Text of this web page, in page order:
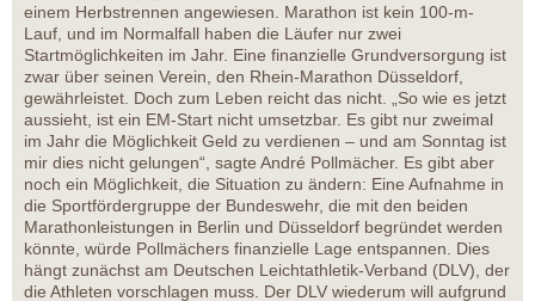
einem Herbstrennen angewiesen. Marathon ist kein 100-m-
Lauf, und im Normalfall haben die Läufer nur zwei
Startmöglichkeiten im Jahr. Eine finanzielle Grundversorgung ist
zwar über seinen Verein, den Rhein-Marathon Düsseldorf,
gewährleistet. Doch zum Leben reicht das nicht. „So wie es jetzt
aussieht, ist ein EM-Start nicht umsetzbar. Es gibt nur zweimal
im Jahr die Möglichkeit Geld zu verdienen – und am Sonntag ist
mir dies nicht gelungen“, sagte André Pollmächer. Es gibt aber
noch ein Möglichkeit, die Situation zu ändern: Eine Aufnahme in
die Sportfördergruppe der Bundeswehr, die mit den beiden
Marathonleistungen in Berlin und Düsseldorf begründet werden
könnte, würde Pollmächers finanzielle Lage entspannen. Dies
hängt zunächst am Deutschen Leichtathletik-Verband (DLV), der
die Athleten vorschlagen muss. Der DLV wiederum will aufgrund